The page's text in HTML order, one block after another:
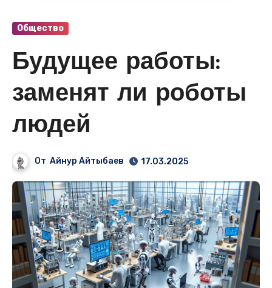
Общество
Будущее работы:
заменят ли роботы
людей
От Айнур Айтыбаев 17.03.2025